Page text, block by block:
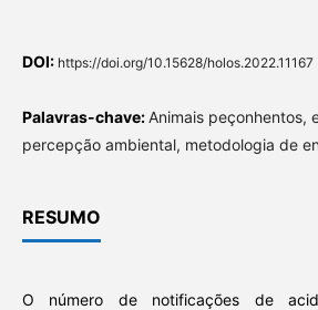
DOI: https://doi.org/10.15628/holos.2022.11167
Palavras-chave:Animais peçonhentos,
percepção ambiental, metodologia de
RESUMO
O número de notificações de